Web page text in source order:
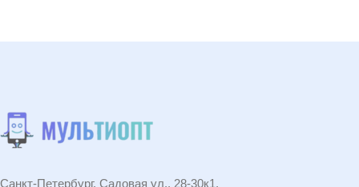
Санкт-Петербург, Садовая ул., 28-30к1,